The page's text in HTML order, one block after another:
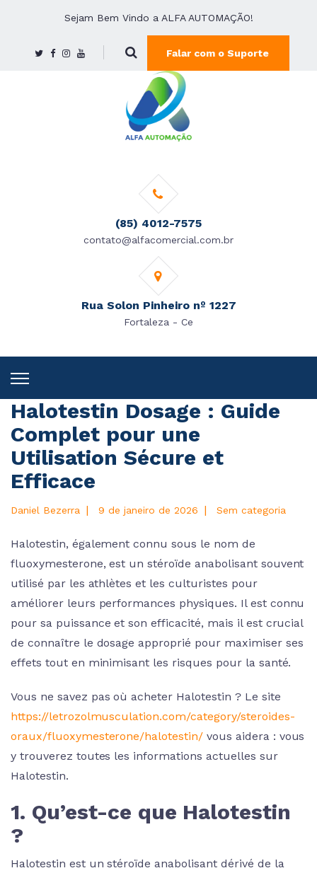
Sejam Bem Vindo a ALFA AUTOMAÇÃO!
Falar com o Suporte
(85) 4012-7575
contato@alfacomercial.com.br
Rua Solon Pinheiro nº 1227
Fortaleza - Ce
Halotestin Dosage : Guide
Complet pour une
Utilisation Sécure et
Efficace
Daniel Bezerra | 9 de janeiro de 2026 | Sem categoria
Halotestin, également connu sous le nom de
fluoxymesterone, est un stéroïde anabolisant souvent
utilisé par les athlètes et les culturistes pour
améliorer leurs performances physiques. Il est connu
pour sa puissance et son efficacité, mais il est crucial
de connaître le dosage approprié pour maximiser ses
effets tout en minimisant les risques pour la santé.
Vous ne savez pas où acheter Halotestin ? Le site
https://letrozolmusculation.com/category/steroides-
oraux/fluoxymesterone/halotestin/ vous aidera : vous
y trouverez toutes les informations actuelles sur
Halotestin.
1. Qu’est-ce que Halotestin
?
Halotestin est un stéroïde anabolisant dérivé de la